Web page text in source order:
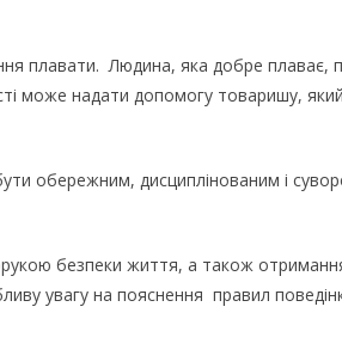
плавати. Людина, яка добре плаває,
може надати допомогу товаришу,
обережним, дисциплінованим і
безпеки життя, а також
увагу на пояснення правил